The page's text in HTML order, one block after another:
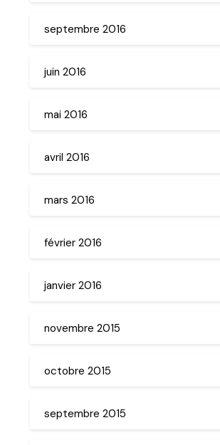
septembre 2016
juin 2016
mai 2016
avril 2016
mars 2016
février 2016
janvier 2016
novembre 2015
octobre 2015
septembre 2015